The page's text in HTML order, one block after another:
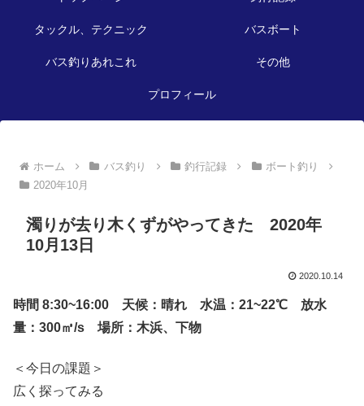
タックル、テクニック バスボート
バス釣りあれこれ その他
プロフィール
ホーム バス釣り 釣行記録
ボート釣り
2020年10月
濁りが去り木くずがやってきた 2020年
10月13日
2020.10.14
時間 8:30~16:00 天候：晴れ 水温：21~22℃ 放水
量：300㎥/s 場所：木浜、下物
＜今日の課題＞
広く探ってみる